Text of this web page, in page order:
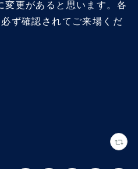
更があると思います。各
ず確認されてご来場くだ